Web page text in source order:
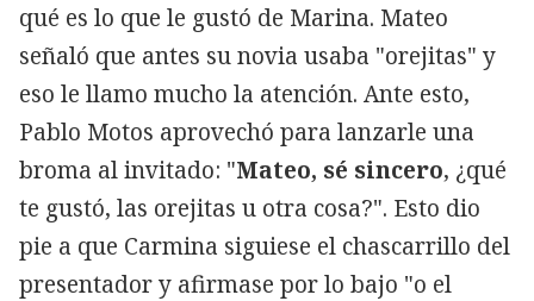
qué es lo que le gustó de Marina. Mateo
señaló que antes su novia usaba "orejitas" y
eso le llamo mucho la atención. Ante esto,
Pablo Motos aprovechó para lanzarle una
broma al invitado: "Mateo, sé sincero, ¿qué
te gustó, las orejitas u otra cosa?". Esto dio
pie a que Carmina siguiese el chascarrillo del
presentador y afirmase por lo bajo "o el